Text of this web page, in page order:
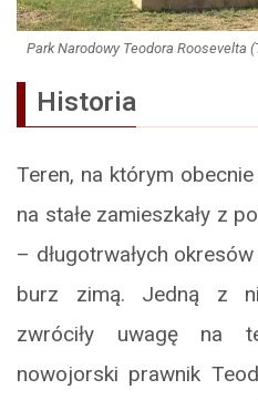
Park Narodowy Teodora Roosevelta
Historia
Teren, na którym
na stałe zamieszkały z
– długotrwałych
burz zimą. Jedną z
zwróciły uwagę na
nowojorski prawnik